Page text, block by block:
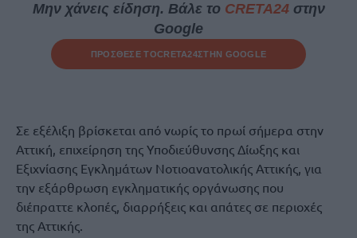
Μην χάνεις είδηση. Βάλε το CRETA24στην
Google
ΠΡΟΣΘΕΣΕ ΤΟCRETA24ΣΤΗΝ GOOGLE
Σε εξέλιξη βρίσκεται από νωρίς το πρωί σήμερα στην
Αττική, επιχείρηση της Υποδιεύθυνσης Δίωξης και
Εξιχνίασης Εγκλημάτων Νοτιοανατολικής Αττικής, για
την εξάρθρωση εγκληματικής οργάνωσης που
διέπραττε κλοπές, διαρρήξεις και απάτες σε περιοχές
της Αττικής.